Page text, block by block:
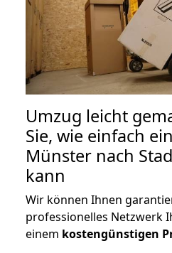
Umzug leicht
Sie, wie einfach
Münster nach
kann
Wir können Ihnen
professionelles Netzwerk
einem kostengünstigen